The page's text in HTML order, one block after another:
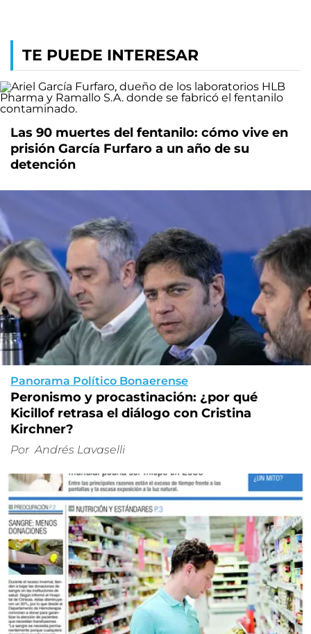
TE PUEDE INTERESAR
Las 90 muertes del fentanilo: cómo vive en
prisión García Furfaro a un año de su
detención
Panorama Político Bonaerense
Peronismo y procastinación: ¿por qué
Kicillof retrasa el diálogo con Cristina
Kirchner?
Por Andrés Lavaselli